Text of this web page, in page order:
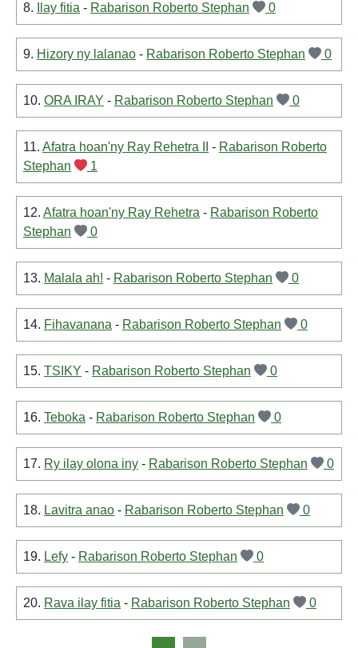
8. Ilay fitia - Rabarison Roberto Stephan 0
9. Hizory ny lalanao - Rabarison Roberto Stephan 0
10. ORA IRAY - Rabarison Roberto Stephan 0
11. Afatra hoan'ny Ray Rehetra II - Rabarison Roberto
Stephan
1
12. Afatra hoan'ny Ray Rehetra - Rabarison Roberto
Stephan
0
13. Malala ah! - Rabarison Roberto Stephan 0
14. Fihavanana - Rabarison Roberto Stephan 0
15. TSIKY - Rabarison Roberto Stephan 0
16. Teboka - Rabarison Roberto Stephan 0
17. Ry ilay olona iny - Rabarison Roberto Stephan 0
18. Lavitra anao - Rabarison Roberto Stephan 0
19. Lefy - Rabarison Roberto Stephan 0
20. Rava ilay fitia - Rabarison Roberto Stephan 0